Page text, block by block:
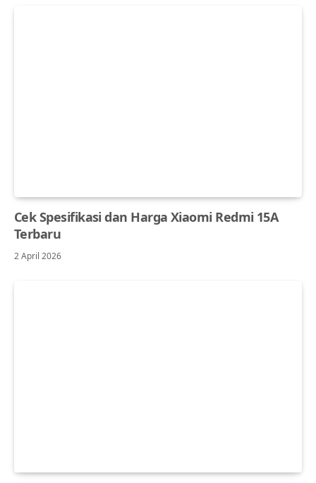
Cek Spesifikasi dan Harga Xiaomi Redmi 15A
Terbaru
2 April 2026